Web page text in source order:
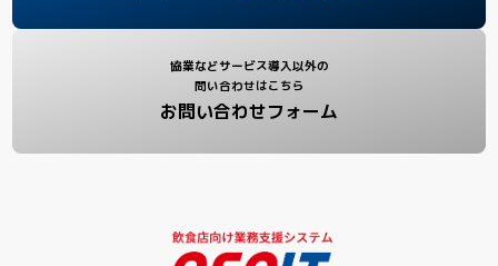
協業などサービス導入以外の
問い合わせはこちら
お問い合わせフォーム